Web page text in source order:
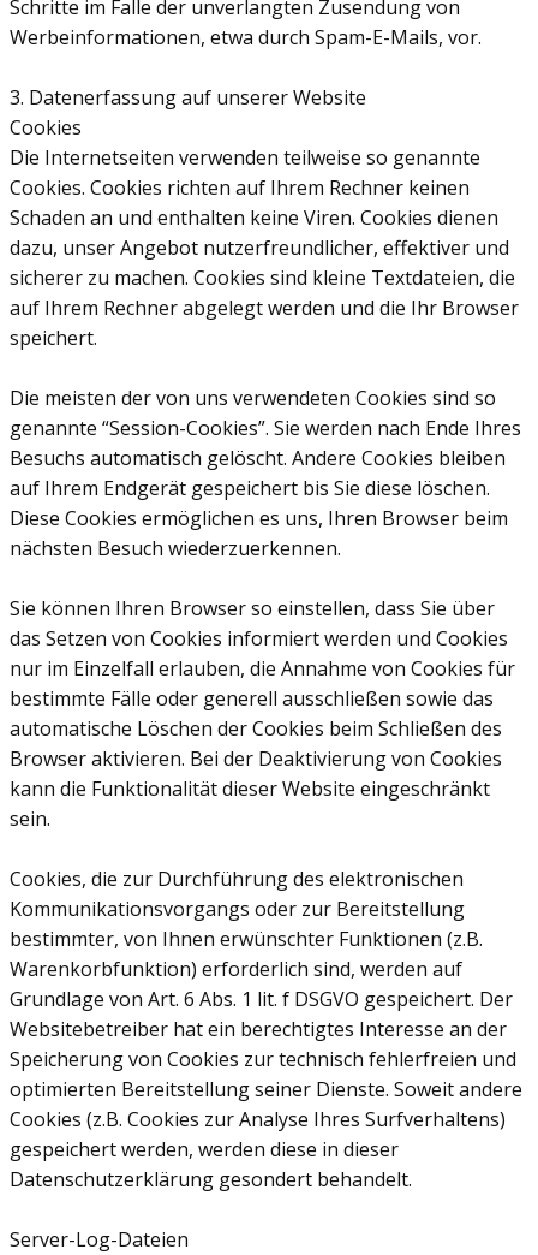
Schritte im Falle der unverlangten Zusendung von
Werbeinformationen, etwa durch Spam-E-Mails, vor.
3. Datenerfassung auf unserer Website
Cookies
Die Internetseiten verwenden teilweise so genannte
Cookies. Cookies richten auf Ihrem Rechner keinen
Schaden an und enthalten keine Viren. Cookies dienen
dazu, unser Angebot nutzerfreundlicher, effektiver und
sicherer zu machen. Cookies sind kleine Textdateien, die
auf Ihrem Rechner abgelegt werden und die Ihr Browser
speichert.
Die meisten der von uns verwendeten Cookies sind so
genannte “Session-Cookies”. Sie werden nach Ende Ihres
Besuchs automatisch gelöscht. Andere Cookies bleiben
auf Ihrem Endgerät gespeichert bis Sie diese löschen.
Diese Cookies ermöglichen es uns, Ihren Browser beim
nächsten Besuch wiederzuerkennen.
Sie können Ihren Browser so einstellen, dass Sie über
das Setzen von Cookies informiert werden und Cookies
nur im Einzelfall erlauben, die Annahme von Cookies für
bestimmte Fälle oder generell ausschließen sowie das
automatische Löschen der Cookies beim Schließen des
Browser aktivieren. Bei der Deaktivierung von Cookies
kann die Funktionalität dieser Website eingeschränkt
sein.
Cookies, die zur Durchführung des elektronischen
Kommunikationsvorgangs oder zur Bereitstellung
bestimmter, von Ihnen erwünschter Funktionen (z.B.
Warenkorbfunktion) erforderlich sind, werden auf
Grundlage von Art. 6 Abs. 1 lit. f DSGVO gespeichert. Der
Websitebetreiber hat ein berechtigtes Interesse an der
Speicherung von Cookies zur technisch fehlerfreien und
optimierten Bereitstellung seiner Dienste. Soweit andere
Cookies (z.B. Cookies zur Analyse Ihres Surfverhaltens)
gespeichert werden, werden diese in dieser
Datenschutzerklärung gesondert behandelt.
Server-Log-Dateien